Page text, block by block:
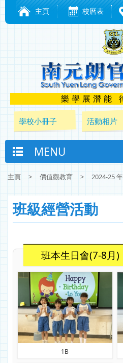
主頁 校曆表
樂學展潛能
學校小冊子 活動相片
MENU
主頁 > 價值觀教育 > 2024-25
班級經營活動
班本生日會(7-8月)
1B